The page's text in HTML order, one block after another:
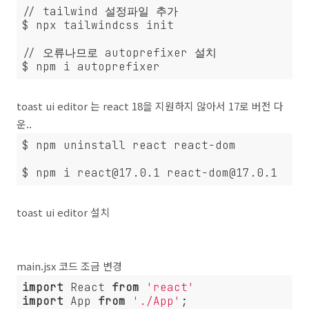
// tailwind 설정파일 추가
$ npx tailwindcss init
// 오류나므로 autoprefixer 설치
$ npm i autoprefixer
toast ui editor 는 react 18을 지원하지 않아서 17로 버전 다
운..
$ npm uninstall react react-dom
$ npm i react@17.0.1 react-dom@17.0.1
toast ui editor 설치
main.jsx 코드 조금 변경
import React from
'react'
import App from './App'